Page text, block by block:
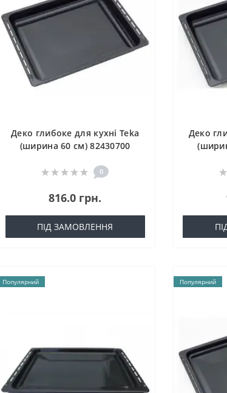
Деко глибоке для кухні Teka
(ширина 60 см) 82430700
0
816.0 грн.
ПІД ЗАМОВЛЕННЯ
Деко
Популярний Популярний